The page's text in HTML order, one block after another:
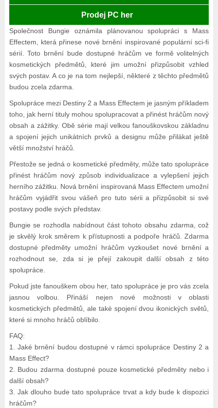
Prodej PC her
Společnost Bungie oznámila plánovanou spolupráci s Mass
Effectem, která přinese nové brnění inspirované populární sci-fi
sérií. Toto brnění bude dostupné hráčům ve formě volitelných
kosmetických předmětů, které jim umožní přizpůsobit vzhled
svých postav. A co je na tom nejlepší, některé z těchto předmětů
budou zcela zdarma.
Spolupráce mezi Destiny 2 a Mass Effectem je jasným příkladem
toho, jak herní tituly mohou spolupracovat a přinést hráčům nový
obsah a zážitky. Obě série mají velkou fanouškovskou základnu
a spojení jejich unikátních prvků a designu může přilákat ještě
větší množství hráčů.
Přestože se jedná o kosmetické předměty, může tato spolupráce
přinést hráčům nový způsob individualizace a vylepšení jejich
herního zážitku. Nová brnění inspirovaná Mass Effectem umožní
hráčům vyjádřit svou vášeň pro tuto sérii a přizpůsobit si své
postavy podle svých představ.
Bungie se rozhodla nabídnout část tohoto obsahu zdarma, což
je skvělý krok směrem k přístupnosti a podpoře hráčů. Zdarma
dostupné předměty umožní hráčům vyzkoušet nové brnění a
rozhodnout se, zda si je přejí zakoupit další obsah z této
spolupráce.
Pokud jste fanouškem obou her, tato spolupráce je pro vás zcela
jasnou volbou. Přináší nejen nové možnosti v oblasti
kosmetických předmětů, ale také spojení dvou ikonických světů,
které si mnoho hráčů oblíbilo.
FAQ:
1. Jaké brnění budou dostupné v rámci spolupráce Destiny 2 a
Mass Effect?
2. Budou zdarma dostupné pouze kosmetické předměty nebo i
další obsah?
3. Jak dlouho bude tato spolupráce trvat a kdy bude k dispozici
hráčům?